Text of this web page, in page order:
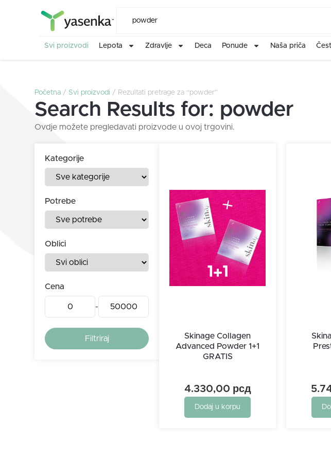
Svi proizvodi Lepota Zdravlje Deca Ponude Naša priča
Početna / Svi proizvodi / Rezultati pretrage za “powder”
Search Results for: powder
Ovdje možete pregledavati proizvode u ovoj trgovini.
Kategorije
Potrebe
Oblici
Cena
-
Skinage Collagen
Advanced Powder 1+1
GRATIS
4.330,00 рсд
Dodaj u korpu